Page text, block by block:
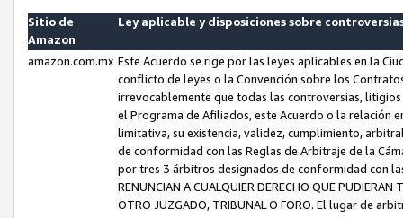
Sitio de
Amazon
Ley aplicable y disposiciones sobre
amazon.com.mx Este Acuerdo se rige por las leyes aplicables en la
conflicto de leyes o la Convención sobre los
irrevocablemente que todas las controversias,
el Programa de Afiliados, este Acuerdo o la relación
limitativa, su existencia, validez, cumplimiento,
de conformidad con las Reglas de Arbitraje de la
por tres 3 árbitros designados de conformidad con las
RENUNCIAN A CUALQUIER DERECHO QUE
OTRO JUZGADO, TRIBUNAL O FORO. El lugar de